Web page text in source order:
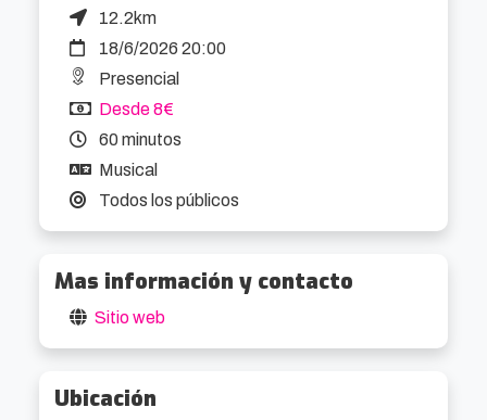
12.2km
18/6/2026 20:00
Presencial
Desde 8€
60 minutos
Musical
Todos los públicos
Mas información y contacto
Sitio web
Ubicación